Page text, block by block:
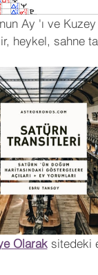
Ay 'ı ve
heykel, sahne
Olarak sitedeki